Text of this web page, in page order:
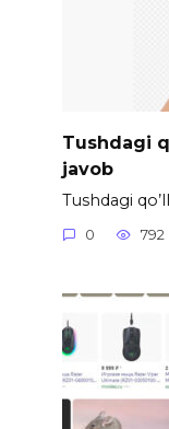
Tushdagi
javob
Tushdagi
0 792